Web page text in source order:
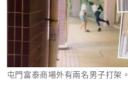
屯門富泰商場外有兩名男子打架。